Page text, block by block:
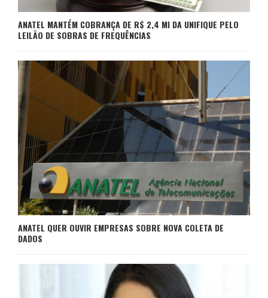
ANATEL MANTÉM COBRANÇA DE R$ 2,4 MI DA UNIFIQUE PELO
LEILÃO DE SOBRAS DE FREQUÊNCIAS
ANATEL QUER OUVIR EMPRESAS SOBRE NOVA COLETA DE
DADOS